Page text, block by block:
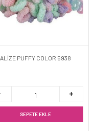
ALİZE PUFFY COLOR 5938
SEPETE EKLE